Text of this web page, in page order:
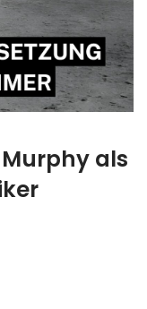
als